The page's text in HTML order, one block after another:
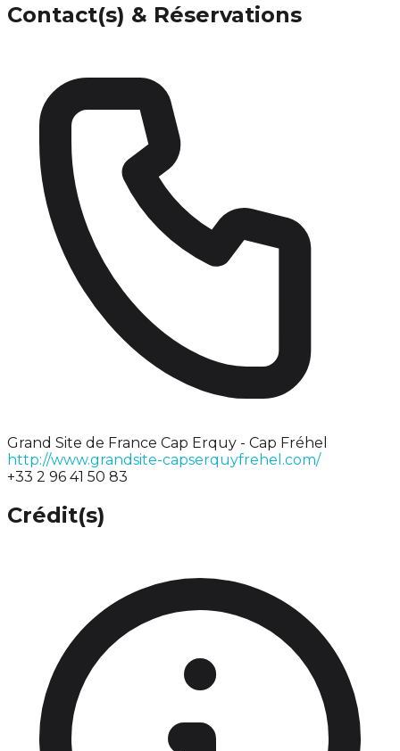
Contact(s) & Réservations
Grand Site de France Cap Erquy - Cap Fréhel
http://www.grandsite-capserquyfrehel.com/
+33 2 96 41 50 83
Crédit(s)